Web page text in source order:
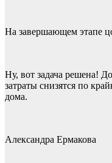
На завершающем этапе
Ну, вот задача решена!
затраты снизятся по
дома.
Александра Ермакова